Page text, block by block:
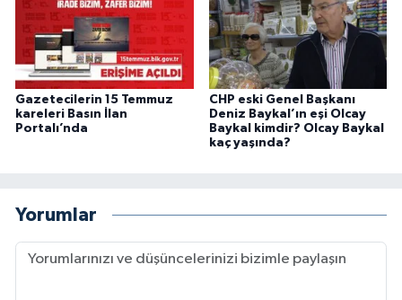
Gazetecilerin 15 Temmuz
kareleri Basın İlan
Portalı’nda
CHP eski Genel Başkanı
Deniz Baykal’ın eşi Olcay
Baykal kimdir? Olcay Baykal
kaç yaşında?
Yorumlar